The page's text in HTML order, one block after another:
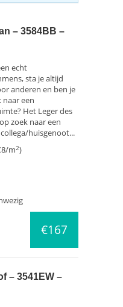
– 3584BB –
echt
sta je altijd
anderen en ben je
naar een
Het Leger des
zoek naar een
huisgenoot...
m2)
€167
– 3541EW –